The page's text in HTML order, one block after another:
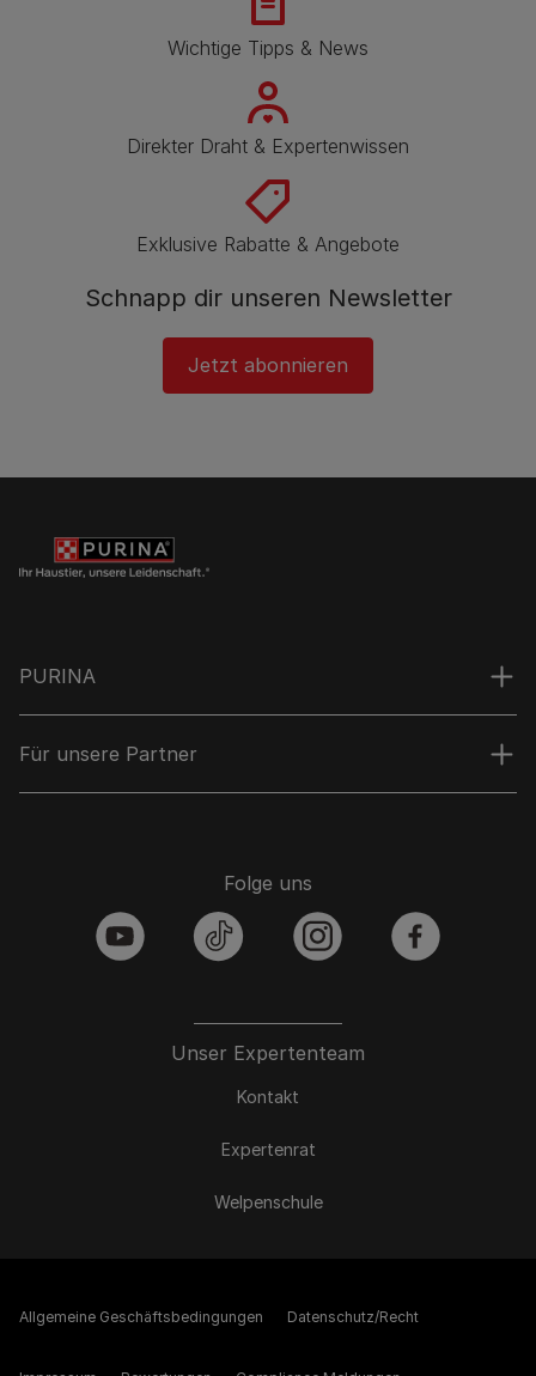
Wichtige Tipps & News
Direkter Draht & Expertenwissen
Exklusive Rabatte & Angebote
Schnapp dir unseren Newsletter
Jetzt abonnieren
PURINA
Für unsere Partner
Unser Expertenteam
Kontakt
Expertenrat
Welpenschule
Folge uns
youtube tiktok instagram facebook
Allgemeine Geschäftsbedingungen Datenschutz/Recht